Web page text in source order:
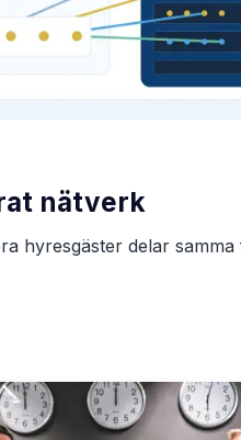
nätverk
delar samma